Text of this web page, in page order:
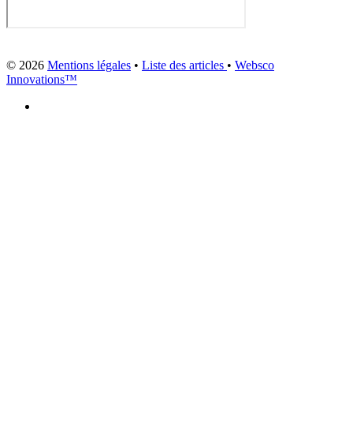
© 2026 Mentions légales • Liste des articles • Websco
Innovations™